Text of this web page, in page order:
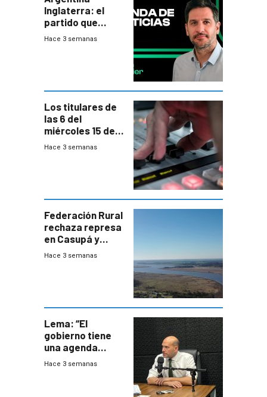
Inglaterra: el
partido que
nunca termina
Hace 3 semanas
Los titulares de
las 6 del
miércoles 15 de
julio de 2026
Hace 3 semanas
Federación Rural
rechaza represa
en Casupá y
firma demanda
Hace 3 semanas
Lema: “El
gobierno tiene
una agenda
destructiva”
Hace 3 semanas